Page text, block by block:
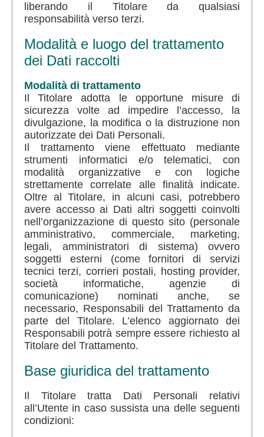
liberando il Titolare da qualsiasi
responsabilità verso terzi.
Modalità e luogo del trattamento
dei Dati raccolti
Modalità di trattamento
Il Titolare adotta le opportune misure di
sicurezza volte ad impedire l’accesso, la
divulgazione, la modifica o la distruzione non
autorizzate dei Dati Personali.
Il trattamento viene effettuato mediante
strumenti informatici e/o telematici, con
modalità organizzative e con logiche
strettamente correlate alle finalità indicate.
Oltre al Titolare, in alcuni casi, potrebbero
avere accesso ai Dati altri soggetti coinvolti
nell’organizzazione di questo sito (personale
amministrativo, commerciale, marketing,
legali, amministratori di sistema) ovvero
soggetti esterni (come fornitori di servizi
tecnici terzi, corrieri postali, hosting provider,
società informatiche, agenzie di
comunicazione) nominati anche, se
necessario, Responsabili del Trattamento da
parte del Titolare. L’elenco aggiornato dei
Responsabili potrà sempre essere richiesto al
Titolare del Trattamento.
Base giuridica del trattamento
Il Titolare tratta Dati Personali relativi
all’Utente in caso sussista una delle seguenti
condizioni: